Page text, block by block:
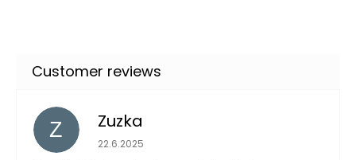
Z Zuzka
The store rating is 5 out of 5 stars.
22.6.2025